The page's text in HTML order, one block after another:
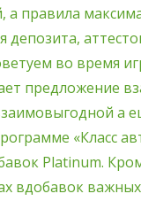
а правила
во время
предложение
а
«Класс
Platinum.
вдобавок